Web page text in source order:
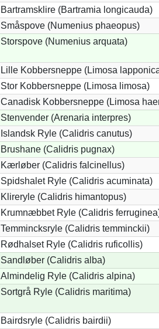
Bartramsklire (Bartramia longicauda)
Småspove (Numenius phaeopus)
Storspove (Numenius arquata)
Lille Kobbersneppe (Limosa
Stor Kobbersneppe (Limosa limosa)
Canadisk Kobbersneppe (Limosa
Stenvender (Arenaria interpres)
Islandsk Ryle (Calidris canutus)
Brushane (Calidris pugnax)
Kærløber (Calidris falcinellus)
Spidshalet Ryle (Calidris acuminata)
Klireryle (Calidris himantopus)
Krumnæbbet Ryle (Calidris
Temmincksryle (Calidris temminckii)
Rødhalset Ryle (Calidris ruficollis)
Sandløber (Calidris alba)
Almindelig Ryle (Calidris alpina)
Sortgrå Ryle (Calidris maritima)
Bairdsryle (Calidris bairdii)